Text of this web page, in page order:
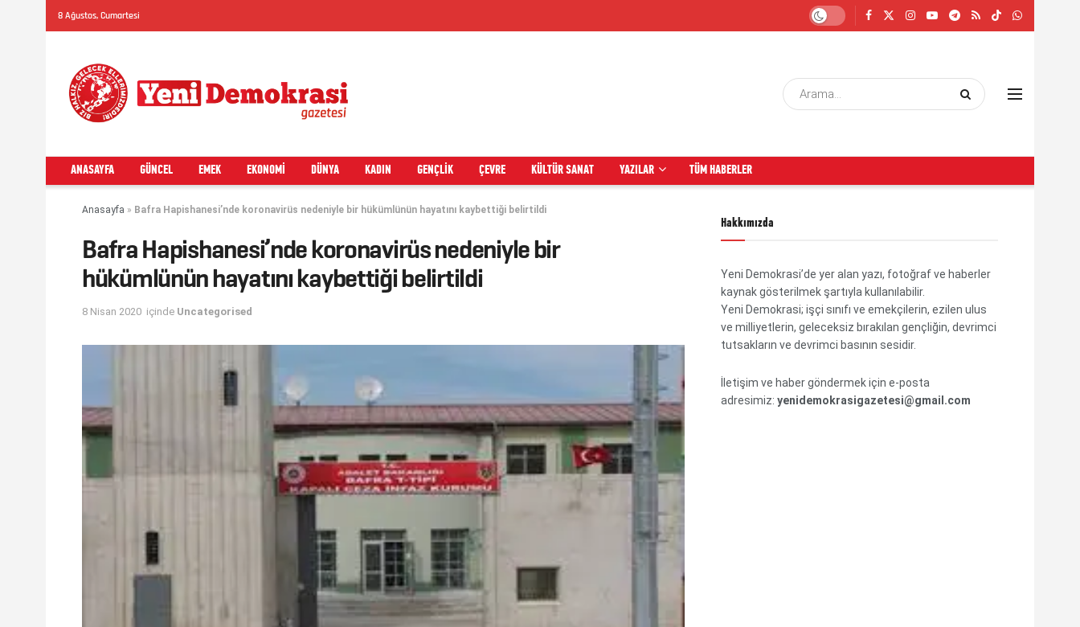
8 Ağustos, Cumartesi
ANASAYFA GÜNCEL EMEK EKONOMI DÜNYA KADIN GENÇLIK ÇEVRE KÜLTÜR SANAT YAZILAR TÜM HABERLER
Anasayfa » Bafra Hapishanesi’nde koronavirüs nedeniyle bir hükümlünün hayatını kaybettiği belirtildi
Bafra Hapishanesi’nde koronavirüs nedeniyle bir
hükümlünün hayatını kaybettiği belirtildi
8 Nisan 2020 içinde Uncategorised
Hakkımızda
Yeni Demokrasi’de yer alan yazı, fotoğraf ve haberler
kaynak gösterilmek şartıyla kullanılabilir.
Yeni Demokrasi; işçi sınıfı ve emekçilerin, ezilen ulus
ve milliyetlerin, geleceksiz bırakılan gençliğin, devrimci
tutsakların ve devrimci basının sesidir.
İletişim ve haber göndermek için e-posta
adresimiz: yenidemokrasigazetesi@gmail.com